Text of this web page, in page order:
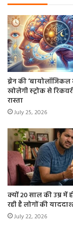
ब्रेन की ‘बायोलॉजिकल
खोलेगी स्ट्रोक से
रास्ता
July 25, 2026
क्यों 20 साल की उम्र में
रही है लोगों की
July 22, 2026